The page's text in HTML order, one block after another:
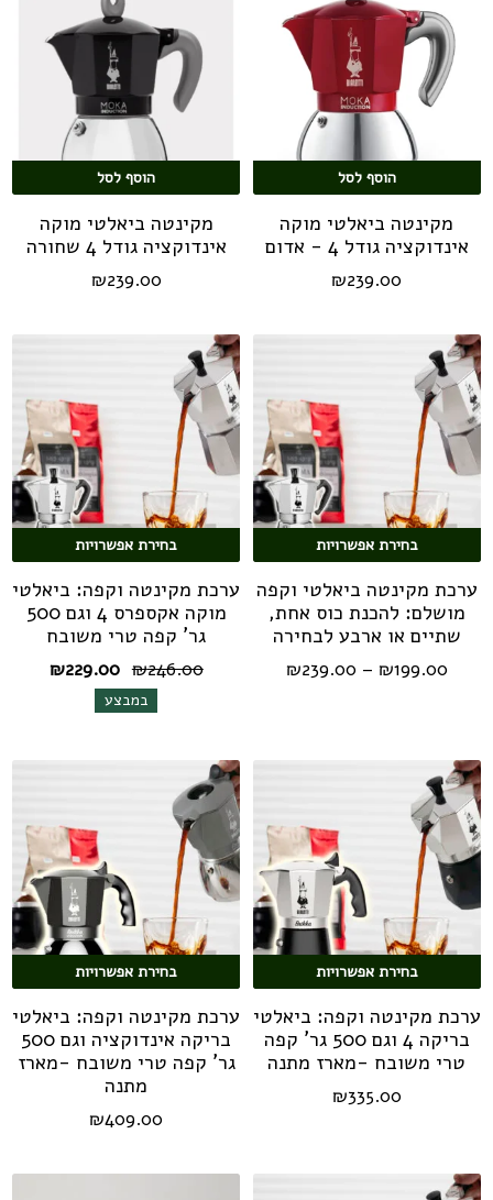
הוסף לסל
מקינטה ביאלטי מוקה
אינדוקציה גודל 4 - אדום
₪239.00
הוסף לסל
מקינטה ביאלטי מוקה
אינדוקציה גודל 4 שחורה
₪239.00
בחירת אפשרויות
ערכת מקינטה ביאלטי וקפה
מושלם: להכנת כוס אחת,
שתיים או ארבע לבחירה
₪199.00
–
₪239.00
טווח
בחירת אפשרויות
ערכת מקינטה וקפה: ביאלטי
מוקה אקספרס 4 וגם 500
גר' קפה טרי משובח
₪246.00
המחיר
המקורי
היה:
₪229.00
במבצע
בחירת אפשרויות
ערכת מקינטה וקפה: ביאלטי
בריקה 4 וגם 500 גר' קפה
טרי משובח -מארז מתנה
₪335.00
בחירת אפשרויות
ערכת מקינטה וקפה: ביאלטי
בריקה אינדוקציה וגם 500
גר' קפה טרי משובח -מארז
מתנה
₪409.00